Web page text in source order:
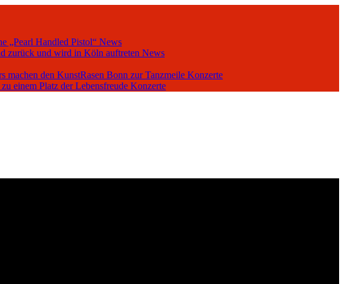
„Pearl Handled Pistol“ News
zurück und wird in Köln auftreten News
machen den KunstRasen Bonn zur Tanzmeile Konzerte
einem Platz der Lebensfreude Konzerte